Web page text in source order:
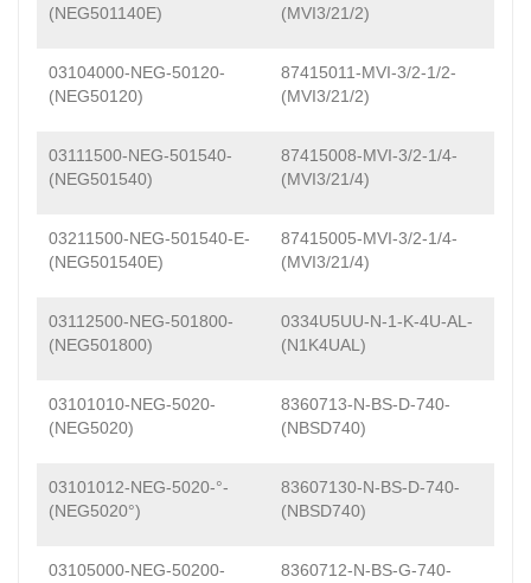
(NEG501140E)
(MVI3/21/2)
03104000-NEG-50120-
(NEG50120)
87415011-MVI-3/2-1/2-
(MVI3/21/2)
03111500-NEG-501540-
(NEG501540)
87415008-MVI-3/2-1/4-
(MVI3/21/4)
03211500-NEG-501540-E-
(NEG501540E)
87415005-MVI-3/2-1/4-
(MVI3/21/4)
03112500-NEG-501800-
(NEG501800)
0334U5UU-N-1-K-4U-AL-
(N1K4UAL)
03101010-NEG-5020-
(NEG5020)
8360713-N-BS-D-740-
(NBSD740)
03101012-NEG-5020-°-
(NEG5020°)
83607130-N-BS-D-740-
(NBSD740)
03105000-NEG-50200-
8360712-N-BS-G-740-